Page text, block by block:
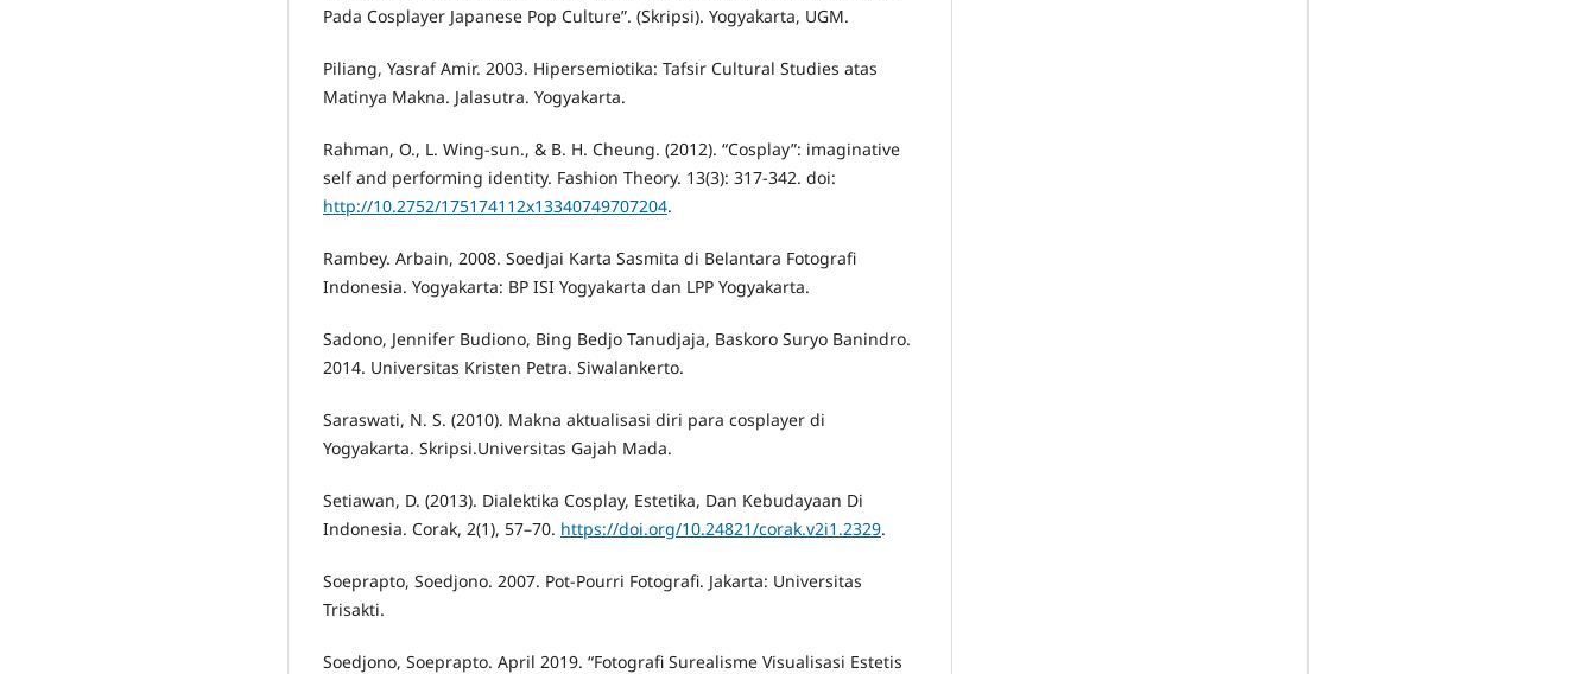
Pada Cosplayer Japanese Pop Culture”. (Skripsi). Yogyakarta, UGM.
Piliang, Yasraf Amir. 2003. Hipersemiotika: Tafsir Cultural Studies atas
Matinya Makna. Jalasutra. Yogyakarta.
Rahman, O., L. Wing-sun., & B. H. Cheung. (2012). “Cosplay”: imaginative
self and performing identity. Fashion Theory. 13(3): 317-342. doi:
http://10.2752/175174112x13340749707204.
Rambey. Arbain, 2008. Soedjai Karta Sasmita di Belantara Fotografi
Indonesia. Yogyakarta: BP ISI Yogyakarta dan LPP Yogyakarta.
Sadono, Jennifer Budiono, Bing Bedjo Tanudjaja, Baskoro Suryo Banindro.
2014. Universitas Kristen Petra. Siwalankerto.
Saraswati, N. S. (2010). Makna aktualisasi diri para cosplayer di
Yogyakarta. Skripsi.Universitas Gajah Mada.
Setiawan, D. (2013). Dialektika Cosplay, Estetika, Dan Kebudayaan Di
Indonesia. Corak, 2(1), 57–70. https://doi.org/10.24821/corak.v2i1.2329.
Soeprapto, Soedjono. 2007. Pot-Pourri Fotografi. Jakarta: Universitas
Trisakti.
Soedjono, Soeprapto. April 2019. “Fotografi Surealisme Visualisasi Estetis